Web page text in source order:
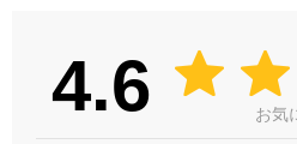
4.6 お気